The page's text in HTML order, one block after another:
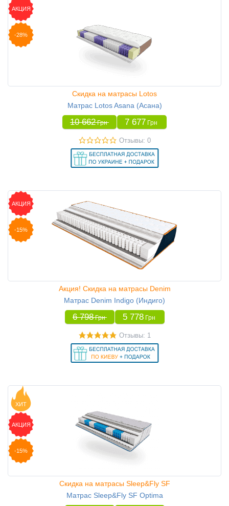
АКЦИЯ
-28%
Скидка на матрасы Lotos
Матрас Lotos Asana (Асана)
10 662 Грн 7 677 Грн
Отзывы: 0
АКЦИЯ
-15%
Акция! Скидка на матрасы Denim
Матрас Denim Indigo (Индиго)
6 798 Грн 5 778 Грн
Отзывы: 1
ХИТ
АКЦИЯ
-15%
Скидка на матрасы Sleep&Fly SF
Матрас Sleep&Fly SF Optima